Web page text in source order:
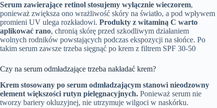
Serum zawierające retinol stosujemy wyłącznie wieczorem,
ponieważ zwiększa ono wrażliwość skóry na światło, a pod wpływem
promieni UV ulega rozkładowi. Produkty z witaminą C warto
aplikować rano, chronią skórę przed szkodliwym działaniem
wolnych rodników powstających podczas ekspozycji na słońce. Po
takim serum zawsze trzeba sięgnąć po krem z filtrem SPF 30-50
Czy na serum odmładzające trzeba nakładać krem?
Krem stosowany po serum odmładzającym stanowi nieodzowny
element większości rutyn pielęgnacyjnych. Ponieważ serum nie
tworzy bariery okluzyjnej, nie utrzymuje wilgoci w naskórku.